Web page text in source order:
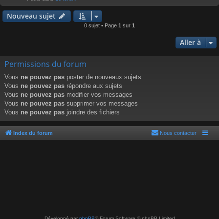
Nouveau sujet
0 sujet • Page 1 sur 1
Aller à
Permissions du forum
Vous ne pouvez pas poster de nouveaux sujets
Vous ne pouvez pas répondre aux sujets
Vous ne pouvez pas modifier vos messages
Vous ne pouvez pas supprimer vos messages
Vous ne pouvez pas joindre des fichiers
Index du forum Nous contacter